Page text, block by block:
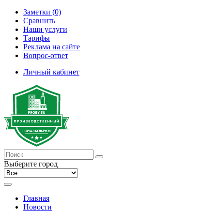
Заметки (0)
Сравнить
Наши услуги
Тарифы
Реклама на сайте
Вопрос-ответ
Личный кабинет
Выберите город
Главная
Новости